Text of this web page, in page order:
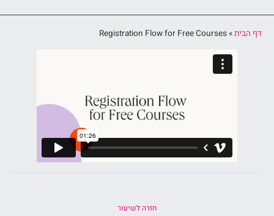
דף הבית»
Registration Flow for Free Courses
חזרה לשיעור